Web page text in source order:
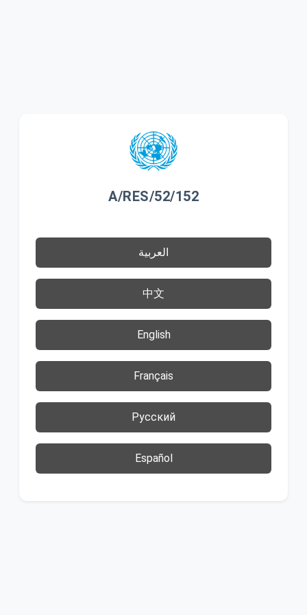
A/RES/52/152
العربية
中文
English
Français
Русский
Español